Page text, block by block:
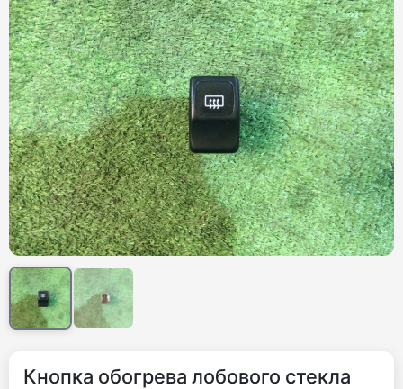
Кнопка обогрева лобового стекла